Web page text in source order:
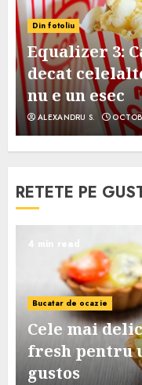
Din fotoliu
Equalizer 3:
decat
nu e un esec
ALEXANDRU S.
RETETE PE
4 min read
Bucatar de ocazie
Cele mai
fresh pentru
gustos